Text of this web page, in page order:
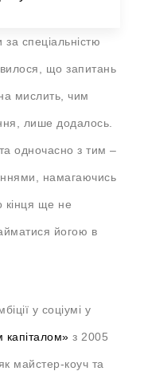
спеціальністю
що запитань
мислить, чим
лише додалось.
одночасно з тим –
намагаючись
кінця ще не
йогою в
у соціумі у
капіталом» з 2005
майстер-коуч та